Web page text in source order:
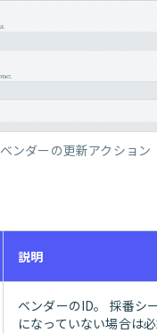
ベンダーの更新アクション
説明
ベンダーのID。 採番シ
になっていない場合は必